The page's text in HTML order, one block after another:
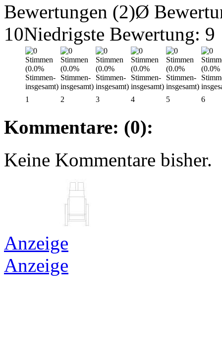
Bewertungen (2)Ø
10Niedrigste Bewertung: 9
1 2 3 4 5 6
Kommentare: (0):
Keine Kommentare bisher.
Anzeige
Anzeige